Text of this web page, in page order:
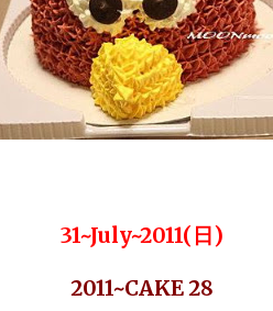
31~July~2011(日)
2011~CAKE 28